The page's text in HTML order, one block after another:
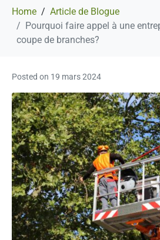
Home
Article de Blogue
Pourquoi faire appel à une
coupe de branches?
Posted on 19 mars 2024